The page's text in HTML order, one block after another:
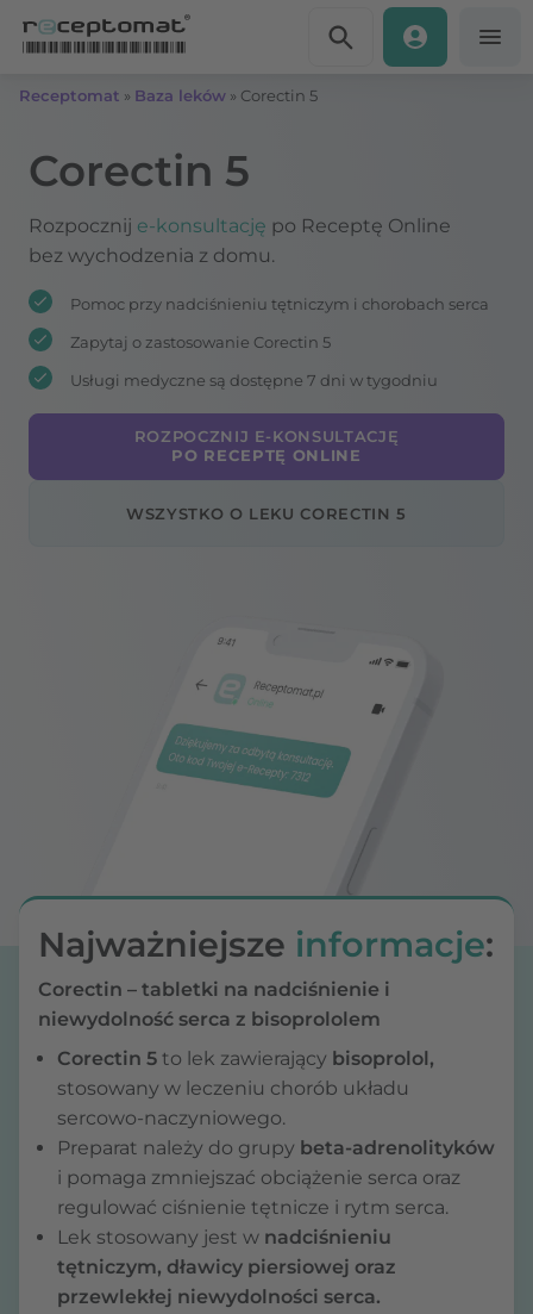
Receptomat » Baza leków » Corectin 5
Corectin 5
Rozpocznij e-konsultację po Receptę Online
bez wychodzenia z domu.
Pomoc przy nadciśnieniu tętniczym i chorobach serca
Zapytaj o zastosowanie Corectin 5
Usługi medyczne są dostępne 7 dni w tygodniu
ROZPOCZNIJ E-KONSULTACJĘ
PO RECEPTĘ ONLINE
WSZYSTKO O LEKU CORECTIN 5
Najważniejsze informacje:
Corectin – tabletki na nadciśnienie i
niewydolność serca z bisoprololem
Corectin 5 to lek zawierający bisoprolol,
stosowany w leczeniu chorób układu
sercowo-naczyniowego.
Preparat należy do grupy beta-adrenolityków
i pomaga zmniejszać obciążenie serca oraz
regulować ciśnienie tętnicze i rytm serca.
Lek stosowany jest w nadciśnieniu
tętniczym, dławicy piersiowej oraz
przewlekłej niewydolności serca.